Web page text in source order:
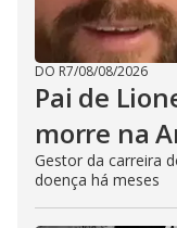
DO R7/08/08/2026
Pai de
morre na
Gestor da carreira
doença há meses